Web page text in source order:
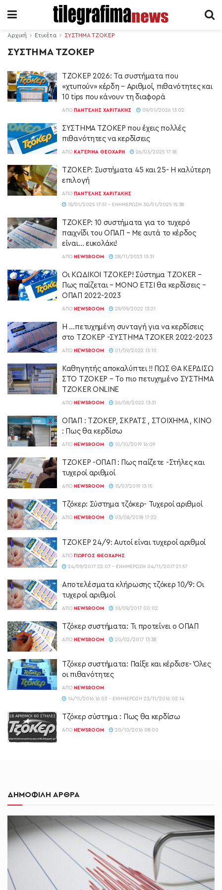
Αρχική Ετικέτα ΣΥΣΤΗΜΑ ΤΖΟΚΕΡ
ΣΥΣΤΗΜΑ ΤΖΟΚΕΡ
ΤΖΟΚΕΡ 2026: Τα συστήματα που
«χτυπούν» κέρδη – Αριθμοί, πιθανότητες και
10 tips που κάνουν τη διαφορά
ΑΠΌ ΠΑΝΤΕΛΉΣ ΧΑΡΙΤΆΚΗΣ 09/01/2026 13:02
ΣΥΣΤΗΜΑ ΤΖΟΚΕΡ που έχεις πολλές
πιθανότητες να κερδίσεις
ΑΠΌ ΚΑΤΕΡΊΝΑ ΘΕΟΧΆΡΗ 26/03/2025 17:18
ΤΖΟΚΕΡ: Συστήματα 45 και 25- Η καλύτερη
επιλογή
ΑΠΌ ΠΑΝΤΕΛΉΣ ΧΑΡΙΤΆΚΗΣ
15/01/2025 17:51 - ΕΝΗΜΈΡΩΣΗ 30/01/2025 15:38
ΤΖΟΚΕΡ: 10 συστήματα για το τυχερό
παιχνίδι του ΟΠΑΠ – Με αυτά το κέρδος
είναι… ευκολάκι!
ΑΠΌ NEWSROOM 28/11/2023 13:31
Οι ΚΩΔΙΚΟΙ ΤΖΟΚΕΡ! Σύστημα TZOKER –
Πως παίζεται – ΜΟΝΟ ΕΤΣΙ θα κερδίσεις –
ΟΠΑΠ 2022-2023
ΑΠΌ NEWSROOM 29/09/2022 13:21
Η …πετυχημένη συνταγή για να κερδίσεις
στο ΤΖΟΚΕΡ -ΣΥΣΤΗΜΑ TZOKER 2022-2023
ΑΠΌ NEWSROOM 01/09/2022 13:10
Καθηγητής αποκαλύπτει !! ΠΩΣ ΘΑ ΚΕΡΔΙΣΩ
ΣΤΟ ΤΖΟΚΕΡ – Το πιο πετυχημένο ΣΥΣΤΗΜΑ
TZOKER ONLINE
ΑΠΌ NEWSROOM 26/08/2022 13:31
ΟΠΑΠ : ΤΖΟΚΕΡ, ΣΚΡΑΤΣ , ΣΤΟΙΧΗΜΑ , ΚΙΝΟ
: Πως θα κερδίσω
ΑΠΌ NEWSROOM 10/10/2019 16:09
ΤΖΟΚΕΡ -ΟΠΑΠ : Πως παίζετε -Στήλες και
τυχεροί αριθμοί
ΑΠΌ NEWSROOM 15/07/2019 13:15
Τζόκερ: Σύστημα τζόκερ- Τυχεροί αριθμοί
ΑΠΌ NEWSROOM 03/08/2018 17:22
ΤΖΟΚΕΡ 24/9: Αυτοί είναι τυχεροί αριθμοί
ΑΠΌ ΓΙΏΡΓΟΣ ΘΕΟΧΆΡΗΣ
24/09/2017 22:07 - ΕΝΗΜΈΡΩΣΗ 04/11/2017 21:57
Αποτελέσματα κλήρωσης τζόκερ 10/9: Οι
τυχεροί αριθμοί
ΑΠΌ NEWSROOM 10/09/2017 00:02
Τζόκερ συστήματα: Τι προτείνει ο ΟΠΑΠ
ΑΠΌ NEWSROOM 20/02/2017 13:38
Τζόκερ συστήματα: Παίξε και κέρδισε- Όλες
οι πιθανότητες
ΑΠΌ NEWSROOM
14/11/2016 16:03 - ΕΝΗΜΈΡΩΣΗ 23/11/2016 02:14
Τζόκερ σύστημα : Πως θα κερδίσω
ΑΠΌ NEWSROOM 20/10/2016 08:00
ΔΗΜΟΦΙΛΗ ΑΡΘΡΑ